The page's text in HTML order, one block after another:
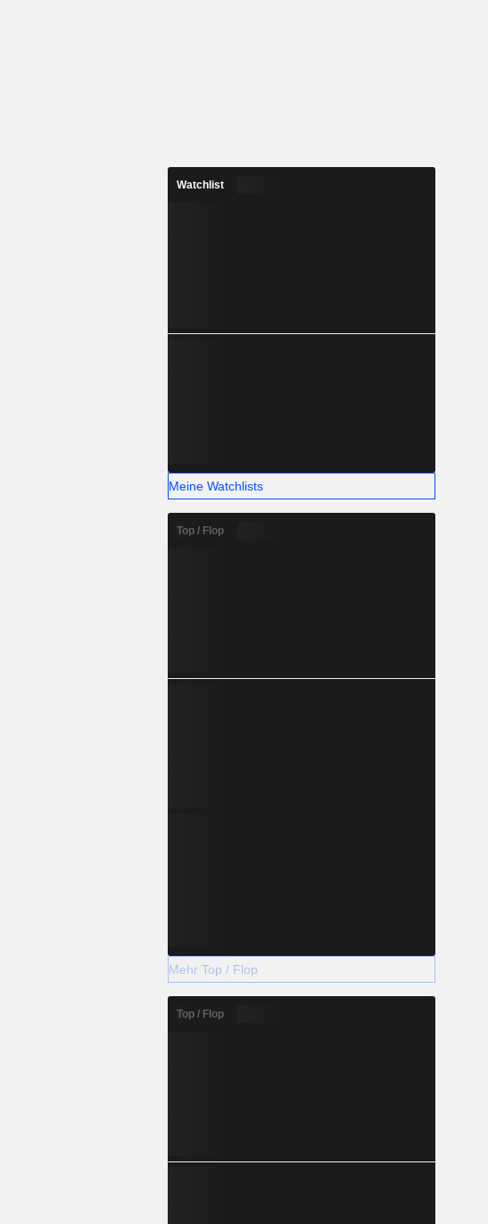
Watchlist
Meine Watchlists
Top / Flop
Mehr Top / Flop
Top / Flop